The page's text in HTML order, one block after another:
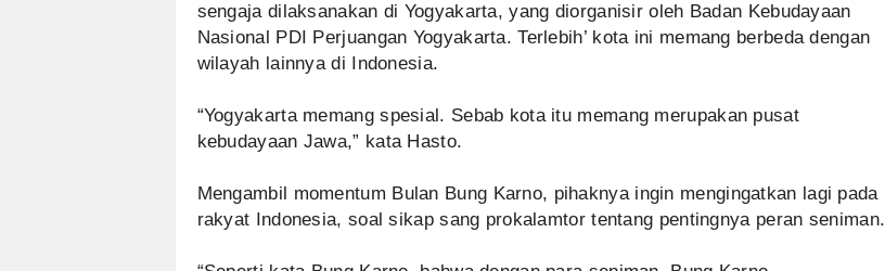
sengaja dilaksanakan di Yogyakarta, yang diorganisir oleh Badan Kebudayaan
Nasional PDI Perjuangan Yogyakarta. Terlebih’ kota ini memang berbeda dengan
wilayah lainnya di Indonesia.
“Yogyakarta memang spesial. Sebab kota itu memang merupakan pusat
kebudayaan Jawa,” kata Hasto.
Mengambil momentum Bulan Bung Karno, pihaknya ingin mengingatkan lagi pada
rakyat Indonesia, soal sikap sang prokalamtor tentang pentingnya peran seniman.